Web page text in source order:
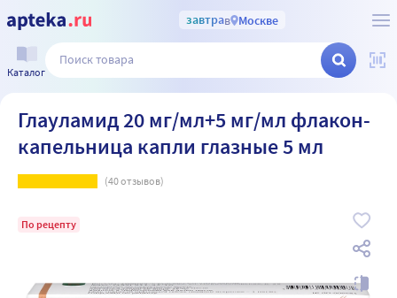
завтрав Москве
Каталог
Глауламид 20 мг/мл+5 мг/мл флакон-
капельница капли глазные 5 мл
(40отзывов)
По рецепту